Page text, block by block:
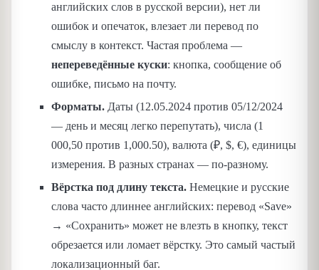
английских слов в русской версии), нет ли
ошибок и опечаток, влезает ли перевод по
смыслу в контекст. Частая проблема —
непереведённые куски: кнопка, сообщение об
ошибке, письмо на почту.
Форматы. Даты (12.05.2024 против 05/12/2024
— день и месяц легко перепутать), числа (1
000,50 против 1,000.50), валюта (₽, $, €), единицы
измерения. В разных странах — по-разному.
Вёрстка под длину текста. Немецкие и русские
слова часто длиннее английских: перевод «Save»
→ «Сохранить» может не влезть в кнопку, текст
обрезается или ломает вёрстку. Это самый частый
локализационный баг.